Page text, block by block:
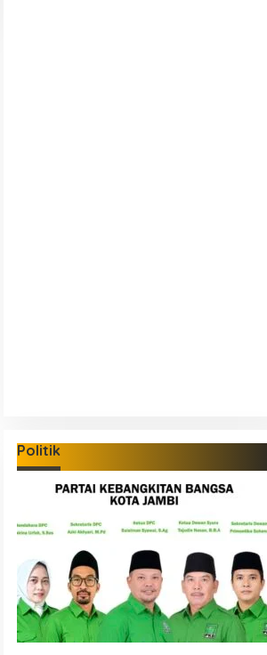
Politik